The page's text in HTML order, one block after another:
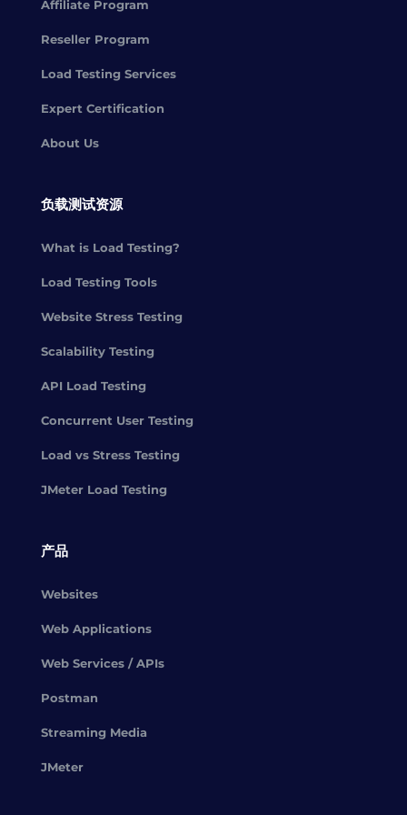
Affiliate Program
Reseller Program
Load Testing Services
Expert Certification
About Us
负载测试资源
What is Load Testing?
Load Testing Tools
Website Stress Testing
Scalability Testing
API Load Testing
Concurrent User Testing
Load vs Stress Testing
JMeter Load Testing
产品
Websites
Web Applications
Web Services / APIs
Postman
Streaming Media
JMeter